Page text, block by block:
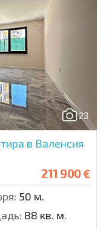
23
в Валенсия
211 900 €
50 м.
88 кв. м.